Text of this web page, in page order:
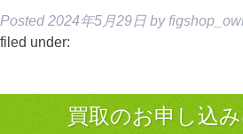
Posted 2024年5月29日 by
filed under:
買取のお申し込